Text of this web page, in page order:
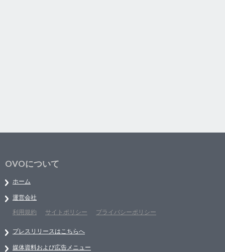
OVOについて
ホーム
運営会社
利用規約
サイトポリシー プライバシーポリシー
プレスリリースはこちらへ
媒体資料および広告メニュー